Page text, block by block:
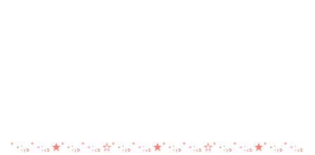
ﾟ･:,｡ﾟ･:,｡★ﾟ･:,｡ﾟ･:,｡☆ﾟ･:,｡ﾟ･:,｡★ﾟ･:,｡ﾟ･:,｡☆ﾟ･:,｡ﾟ･:,｡★ﾟ･:,｡ﾟ･:,｡